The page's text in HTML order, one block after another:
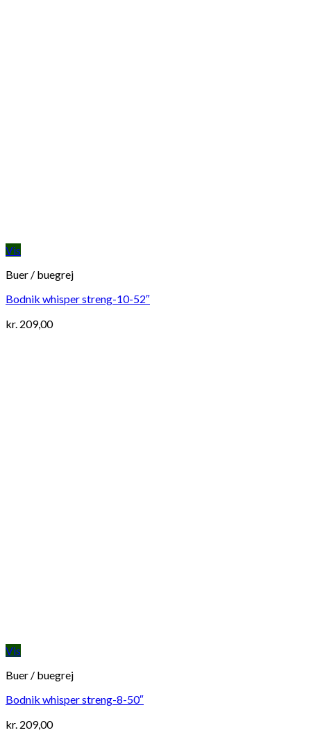
Vis
Buer / buegrej
Bodnik whisper streng-10-52″
kr. 209,00
Vis
Buer / buegrej
Bodnik whisper streng-8-50″
kr. 209,00